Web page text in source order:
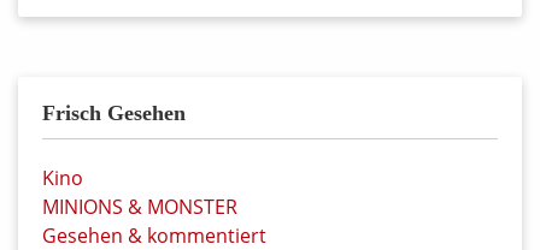
Frisch Gesehen
Kino
MINIONS & MONSTER
Gesehen & kommentiert